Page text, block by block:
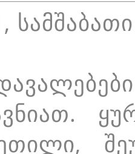
სამშაბათი